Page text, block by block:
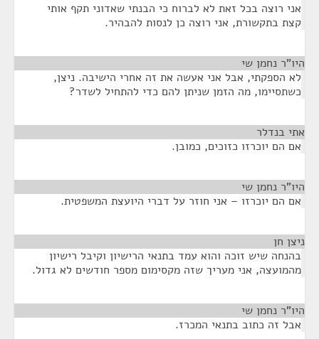
אני רוצה בכל זאת לא לברוח כי הבנתי שאדוני תקף אותי
קצת בתקשורת, אני רוצה כן לנסות להבהיר.
היו"ר נחמן שי
לא הספקתי, אבל אני אעשה את זה אחרי הישיבה. ניצן,
כשתסיימו, מה הזמן שניתן להם כדי להתחיל לשדר?
אתי בנדלר
אם הם יוכרזו כזוכים, כמובן.
היו"ר נחמן שי
אם הם יוכרזו – אני חוזר על דברי היועצת המשפטית.
ניצן חן
בהנחה שיש זוכה והוא עמד בתנאי הרישיון וקיבל רישיון
מהמועצה, אני מעריך שזה מקסימום מספר חודשים לא גדול.
היו"ר נחמן שי
אבל זה כתוב בתנאי המכרז.